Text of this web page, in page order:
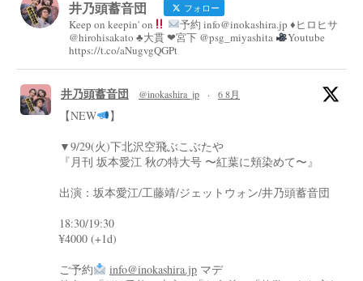
井乃頭蓄音団 フォロー
Keep on keepin' on
予約 info@inokashira.jp ♦︎ヒロヒサ
@hirohisakato ♣︎大貫 ❤︎宮下 @psg_miyashita
Youtube
https://t.co/aNugvgQGPt
井乃頭蓄音団 @inokashira_jp · 6 8月
【NEW
】
▼9/29(火)下北沢空飛ぶこぶたや
『月刊 坂本愛江 秋の特大号 〜紅葉に頬染めて〜』
出演：坂本愛江/工藤靖/ジェットウォン/井乃頭蓄音団
18:30/19:30
¥4000 (+1d)
ご予約
info@inokashira.jp マデ